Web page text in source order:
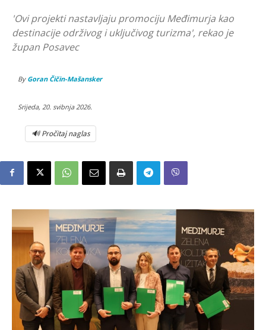
'Ovi projekti nastavljaju promociju Međimurja kao
destinacije održivog i uključivog turizma', rekao je
župan Posavec
By Goran Čičin-Mašansker
Srijeda, 20. svibnja 2026.
🔊 Pročitaj naglas